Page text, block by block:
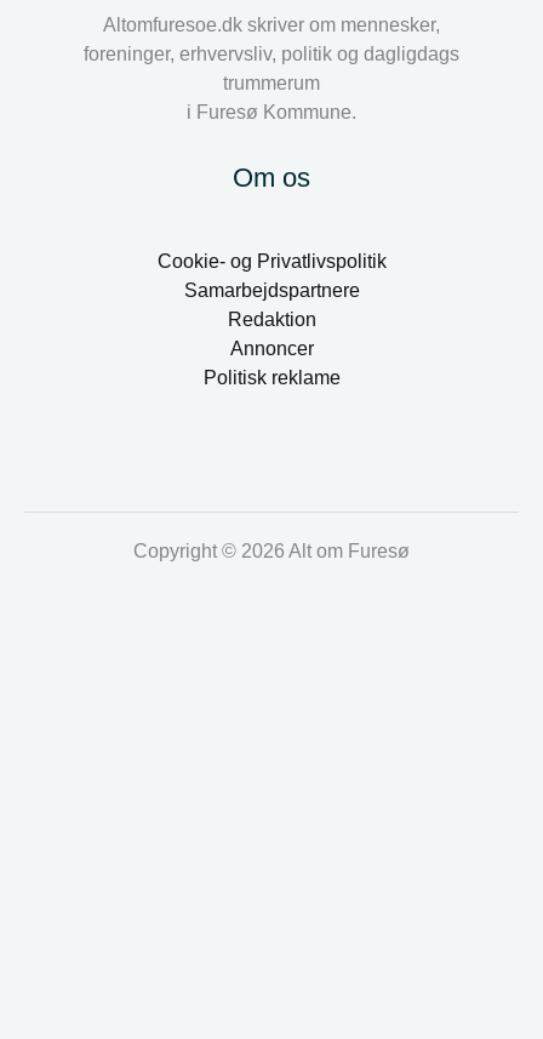
Altomfuresoe.dk skriver om mennesker,
foreninger, erhvervsliv, politik og dagligdags
trummerum
i Furesø Kommune.
Om os
Cookie- og Privatlivspolitik
Samarbejdspartnere
Redaktion
Annoncer
Politisk reklame
Copyright © 2026 Alt om Furesø